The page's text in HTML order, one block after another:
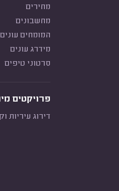
מחירים
מחשבונים
המומחים עונים
מידרג עונים
סרטוני טיפים
פרויקטים
דירוג עיריות